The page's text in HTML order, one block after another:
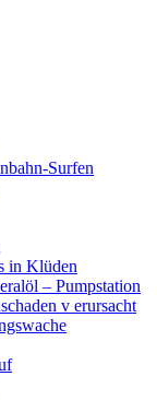
Surfen
in Klüden
– Pumpstation
v erursacht